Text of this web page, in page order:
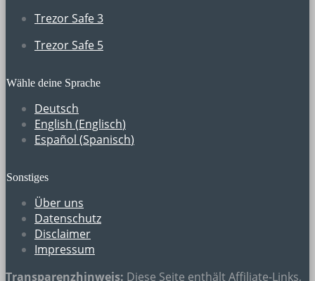
Trezor Safe 3
Trezor Safe 5
Wähle deine Sprache
Deutsch
English (Englisch)
Español (Spanisch)
Sonstiges
Über uns
Datenschutz
Disclaimer
Impressum
Transparenzhinweis: Diese Seite enthältAffiliate-Links,